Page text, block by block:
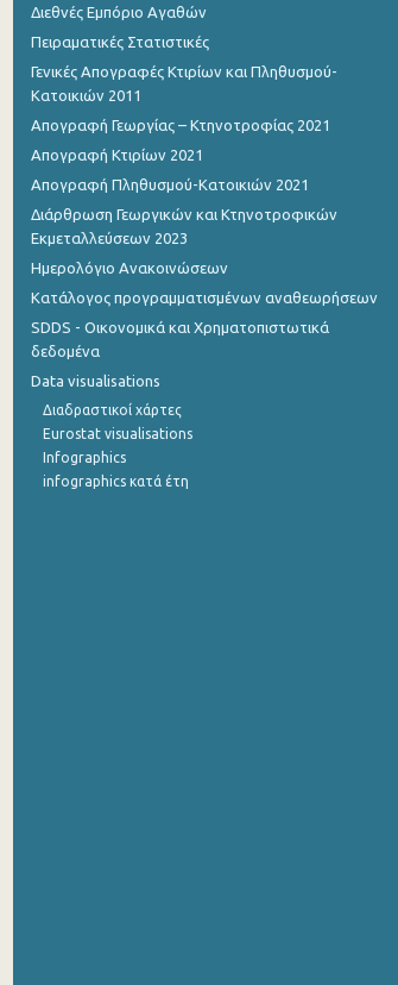
Διεθνές Εμπόριο Αγαθών
Πειραματικές Στατιστικές
Γενικές Απογραφές Κτιρίων και Πληθυσμού-
Κατοικιών 2011
Απογραφή Γεωργίας – Κτηνοτροφίας 2021
Απογραφή Κτιρίων 2021
Απογραφή Πληθυσμού-Κατοικιών 2021
Διάρθρωση Γεωργικών και Κτηνοτροφικών
Εκμεταλλεύσεων 2023
Ημερολόγιο Ανακοινώσεων
Κατάλογος προγραμματισμένων αναθεωρήσεων
SDDS - Οικονομικά και Χρηματοπιστωτικά
δεδομένα
Data visualisations
Διαδραστικοί χάρτες
Eurostat visualisations
Infographics
infographics κατά έτη